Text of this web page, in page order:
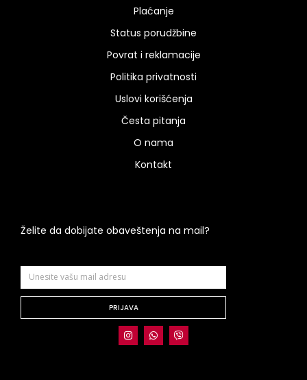
Plaćanje
Status porudžbine
Povrat i reklamacije
Politika privatnosti
Uslovi korišćenja
Česta pitanja
O nama
Kontakt
Želite da dobijate obaveštenja na mail?
PRIJAVA